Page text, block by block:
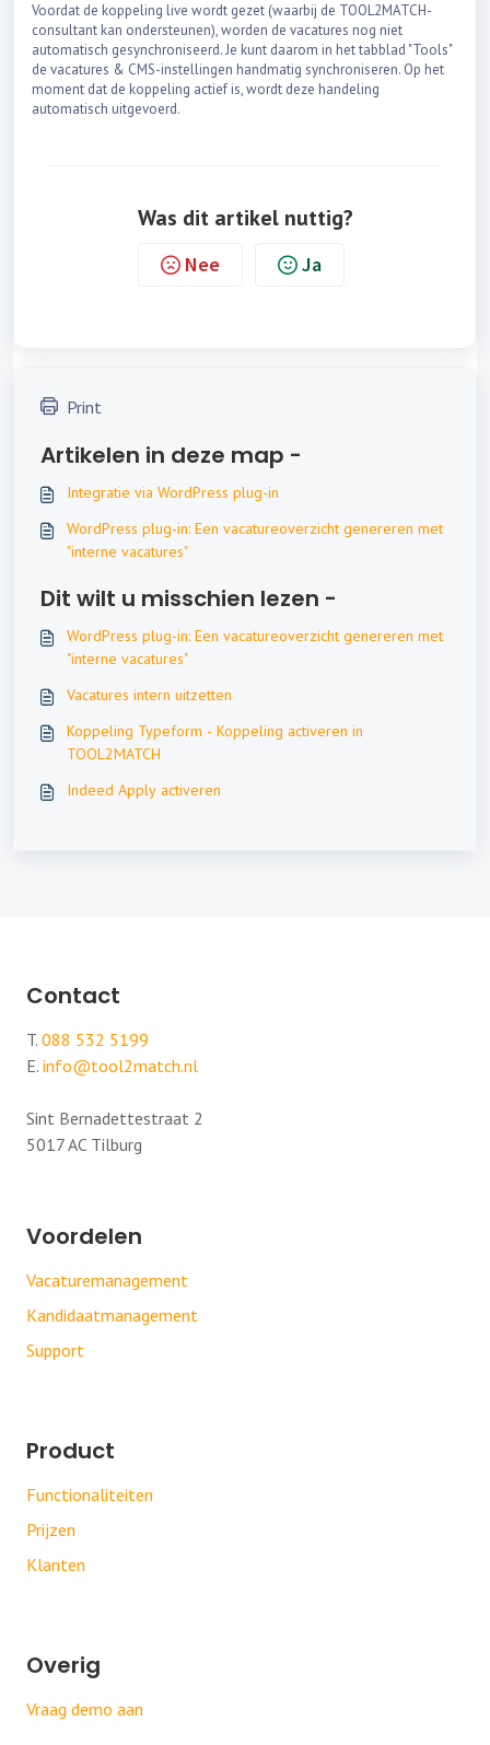
Voordat de koppeling live wordt gezet (waarbij de TOOL2MATCH-
consultant kan ondersteunen), worden de vacatures nog niet
automatisch gesynchroniseerd. Je kunt daarom in het tabblad "Tools"
de vacatures & CMS-instellingen handmatig synchroniseren. Op het
moment dat de koppeling actief is, wordt deze handeling
automatisch uitgevoerd.
Was dit artikel nuttig?
Nee Ja
Print
Artikelen in deze map -
Integratie via WordPress plug-in
WordPress plug-in: Een vacatureoverzicht genereren met
"interne vacatures"
Dit wilt u misschien lezen -
WordPress plug-in: Een vacatureoverzicht genereren met
"interne vacatures"
Vacatures intern uitzetten
Koppeling Typeform - Koppeling activeren in
TOOL2MATCH
Indeed Apply activeren
Contact
T. 088 532 5199
E. info@tool2match.nl
Sint Bernadettestraat 2
5017 AC Tilburg
Voordelen
Vacaturemanagement
Kandidaatmanagement
Support
Product
Functionaliteiten
Prijzen
Klanten
Overig
Vraag demo aan